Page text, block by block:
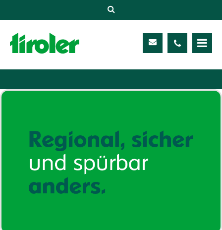
Service
Meine TIROLER
Karriere